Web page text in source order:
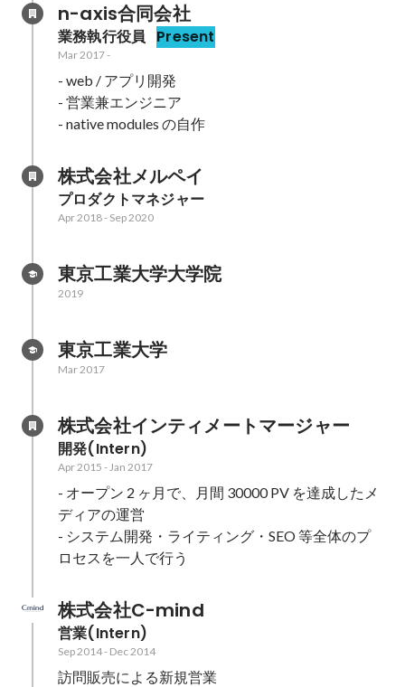
n-axis合同会社
業務執行役員 Present
Mar 2017-
- web / アプリ開発
- 営業兼エンジニア
- native modules の自作
株式会社メルペイ
プロダクトマネジャー
Apr 2018- Sep 2020
東京工業大学大学院
2019
東京工業大学
Mar 2017
株式会社インティメートマージャー
開発(Intern)
Apr 2015 -Jan 2017
- オープン 2 ヶ月で、月間 30000 PV を達成したメ
ディアの運営
- システム開発・ライティング・SEO 等全体のプ
ロセスを一人で行う
株式会社C-mind
営業(Intern)
Sep 2014- Dec 2014
訪問販売による新規営業